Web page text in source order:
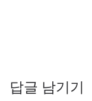
답글 남기기